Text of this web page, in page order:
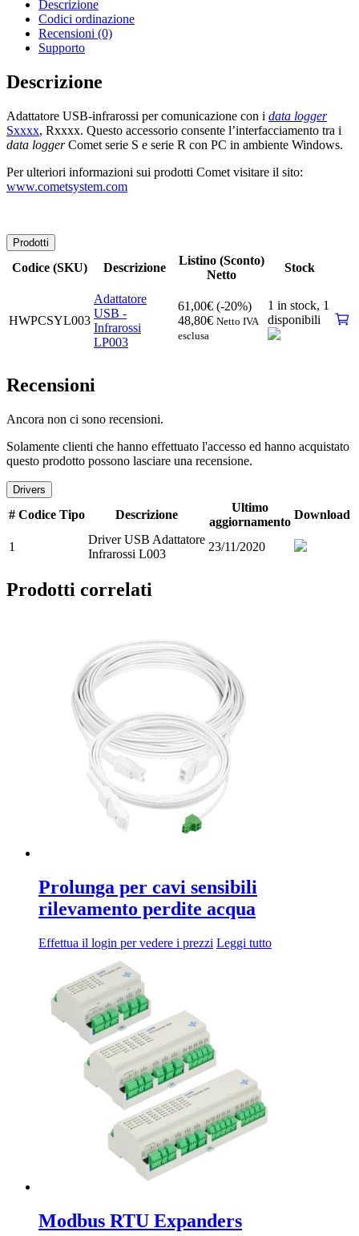
Descrizione
Codici ordinazione
Recensioni (0)
Supporto
Descrizione
Adattatore USB-infrarossi per comunicazione con i data logger
Sxxxx, Rxxxx. Questo accessorio consente l’interfacciamento tra i
data loggerComet serie S e serie R con PC in ambiente Windows.
Per ulteriori informazioni sui prodotti Comet visitare il sito:
www.cometsystem.com
Prodotti
Codice (SKU) Descrizione
Listino (Sconto)
Netto
Stock
HWPCSYL003
Adattatore
USB -
Infrarossi
LP003
61,00€ (-20%)
48,80€ Netto IVA
esclusa
1 in stock, 1
disponibili
Recensioni
Ancora non ci sono recensioni.
Solamente clienti che hanno effettuato l'accesso ed hanno acquistato
questo prodotto possono lasciare una recensione.
Drivers
# Codice Tipo Descrizione
Ultimo
aggiornamento
Download
1
Driver USB Adattatore
Infrarossi L003
23/11/2020
Prodotti correlati
Prolunga per cavi sensibili
rilevamento perdite acqua
Effettua il login per vedere i prezzi Leggi tutto
Modbus RTU Expanders